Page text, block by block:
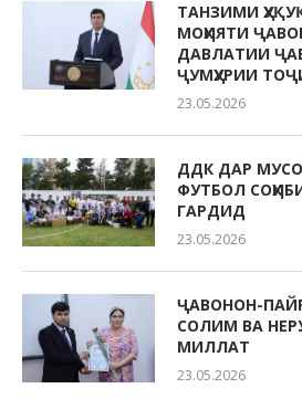
ТАНЗИМИ
МОҲИЯТИ
ДАВЛАТИИ
ҶУМҲУРИИ
23.05.2026
ДДК ДАР
ФУТБОЛ
ГАРДИД
23.05.2026
ҶАВОНОН-
СОЛИМ ВА
МИЛЛАТ
23.05.2026